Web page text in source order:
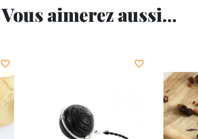
Vous aimerez aussi...
favorite_border favorite_border